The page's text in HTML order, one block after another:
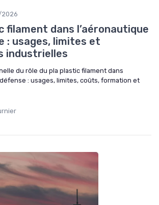
filament dans l’aéronautique
: usages, limites et
industrielles
du rôle du pla plastic filament dans
: usages, limites, coûts, formation et